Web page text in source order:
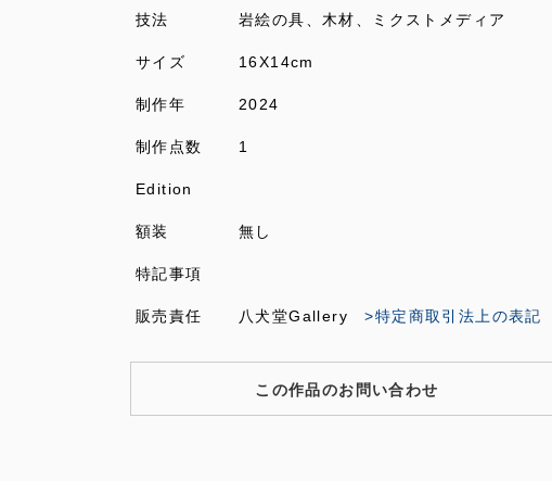
技法 岩絵の具、木材、ミクストメディア
サイズ 16X14cm
制作年 2024
制作点数 1
Edition
額装 無し
特記事項
販売責任 八犬堂Gallery>特定商取引法上の表記
この作品のお問い合わせ